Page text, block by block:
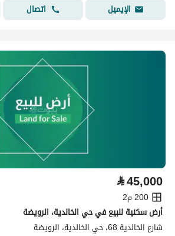
الإيميل
اتصال
⃁45,000
200 م2
أرض سكنية للبيع في حي الخالدية، الرويضة
شارع الخالدية 68، حي الخالدية، الرويضة